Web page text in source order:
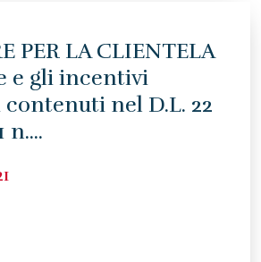
PER LA CLIENTELA
e gli incentivi
nel D.L. 22
n....